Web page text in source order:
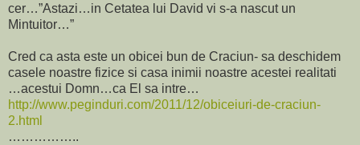
cer…”Astazi…in Cetatea lui David vi s-a nascut un
Mintuitor…”
Cred ca asta este un obicei bun de Craciun- sa deschidem
casele noastre fizice si casa inimii noastre acestei realitati
…acestui Domn…ca El sa intre…
http://www.peginduri.com/2011/12/obiceiuri-de-craciun-
2.html
……………..